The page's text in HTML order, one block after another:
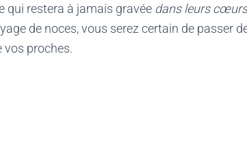
qui restera à jamais gravée dans leurs cœurs
de noces, vous serez certain de passer
vos proches.